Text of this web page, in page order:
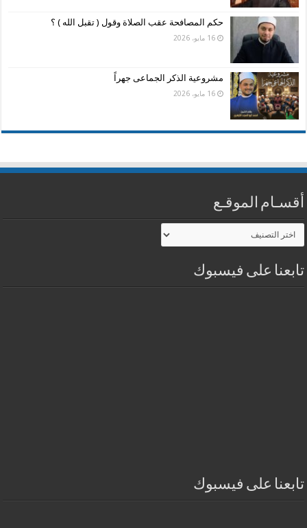
حكم المصافحة عقب الصلاة وقول ( تقبل الله ) ؟
16 مايو، 2026
مشروعية الذكر الجماعى جهراً
16 مايو، 2026
أقسـام الموقـع
أقسـام
الموقـع
تابعنا على فيسبوك
تابعنا على فيسبوك